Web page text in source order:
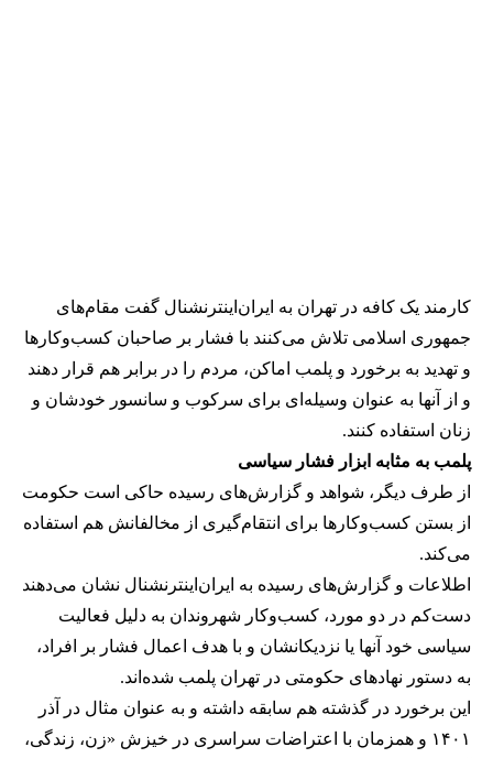
کارمند یک کافه در تهران به ایران‌اینترنشنال گفت مقام‌های
جمهوری اسلامی تلاش می‌کنند با فشار بر صاحبان کسب‌وکارها
و تهدید به برخورد و پلمب اماکن، مردم را در برابر هم قرار دهند
و از آنها به عنوان وسیله‌ای برای سرکوب و سانسور خودشان و
زنان استفاده کنند.
پلمب به مثابه ابزار فشار سیاسی
از طرف دیگر، شواهد و گزارش‌های رسیده حاکی است حکومت
از بستن کسب‌وکارها برای انتقام‌گیری از مخالفانش هم استفاده
می‌کند.
اطلاعات و گزارش‌های رسیده به ایران‌اینترنشنال نشان می‌دهند
دست‌کم در دو مورد، کسب‌وکار شهروندان به دلیل فعالیت
سیاسی خود آنها یا نزدیکانشان و با هدف اعمال فشار بر افراد،
به دستور نهادهای حکومتی در تهران پلمب شده‌اند.
این برخورد در گذشته هم سابقه داشته و به عنوان مثال در آذر
۱۴۰۱ و همزمان با اعتراضات سراسری در خیزش «زن، زندگی،